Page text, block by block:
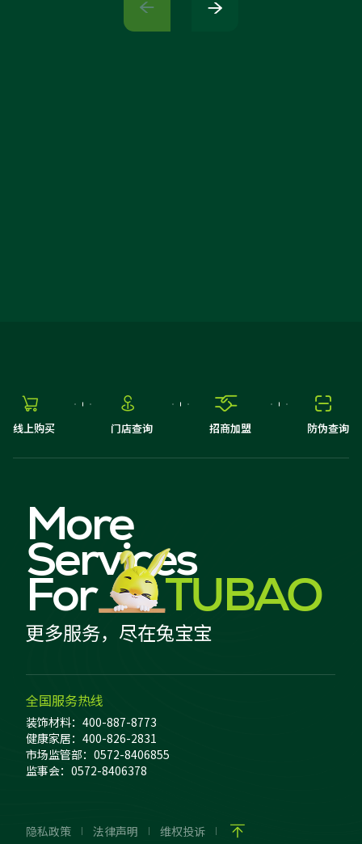
 

线上购买

门店查询

招商加盟

防伪查询
更多服务，尽在兔宝宝
More
Services
For TUBAO
全国服务热线
装饰材料：400-887-8773
健康家居：400-826-2831
市场监管部：0572-8406855
监事会：0572-8406378
隐私政策 法律声明 维权投诉